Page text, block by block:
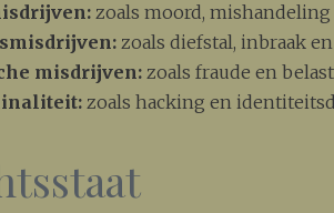
zoals moord,
zoals diefstal, inbraak
misdrijven: zoals fraude en
zoals hacking en